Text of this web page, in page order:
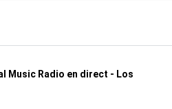
Music Radio en direct - Los